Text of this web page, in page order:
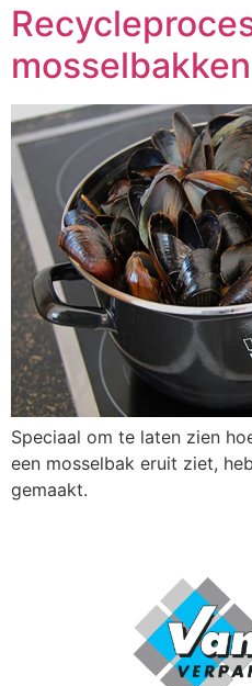
mosselbakken
Speciaal om te laten zien
een mosselbak eruit ziet,
gemaakt.